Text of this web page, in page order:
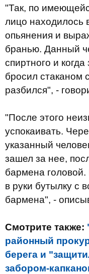
"Так, по
лицо находилось
опьянения и
бранью. Данный
спиртного и
бросил стаканом
разбился", -
"После этого
успокаивать.
указанный
зашел за нее,
бармена головой.
в руки бутылку с
бармена", -
Смотрите также:
районный
берега и
забором-